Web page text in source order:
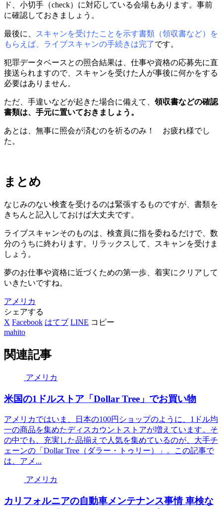
ド、小切手（check）に対応している会場もあります。事前
に確認しておきましょう。
最後に、
スキャンを受けたことを示す書類（領収書など）を
もらえば、ライブスキャンの手続きは完了です。
犯罪データベースとの照合結果は、仕事や資格の応募先に直
接送られますので、スキャンを受けた人が事後に何かをする
必要はありません。
ただ、手違いなどが起きた場合に備えて、 領収書などの確認
書類は、手元に置いておきましょう。
あとは、無事に照会が済むのを祈るのみ！ お疲れ様でし
た。
まとめ
なじみのない検査を受けるのは緊張するものですが、書類を
きちんと記入しておけば大丈夫です。
ライブスキャンそのものは、検査員に指を委ねるだけで、数
分のうちに終わります。リラックスして、スキャンを受けま
しょう。
夢のお仕事や資格に近づくための第一歩、着実にクリアして
いきたいですね。
アメリカ
シェアする
X Facebook はてブ LINE コピー
mahito
関連記事
アメリカ
米国の1ドルストア「Dollar Tree」でお買い物
アメリカではいま、日本の100円ショップのように、1ドル均
一の商品を集めたディスカウントストアが増えています。そ
の中でも、充実した品揃えで人気を集めているのが、大手チ
ェーンの「Dollar Tree（ダラー・トゥリー）」。この記事で
は、アメ...
アメリカ
カリフォルニアの自動車メンテナンス事情 車検な